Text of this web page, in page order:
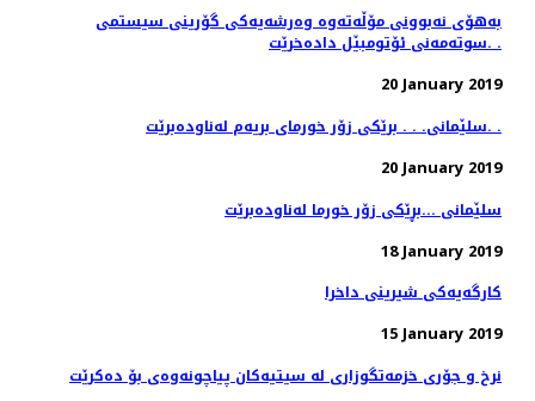
به‌هۆی نه‌بوونی مۆڵه‌ته‌وه‌ وه‌رشه‌یه‌كی گۆرینی سیستمی
سوته‌مه‌نی ئۆتومبێل داده‌خرێت. .
20 January 2019
سلێمانی. . . برێكی زۆر خورمای بریه‌م له‌ناوده‌برێت. .
20 January 2019
سلێمانی ...بڕێكی زۆر خورما له‌ناوده‌برێت
18 January 2019
كارگه‌یه‌كی شیرینی داخرا
15 January 2019